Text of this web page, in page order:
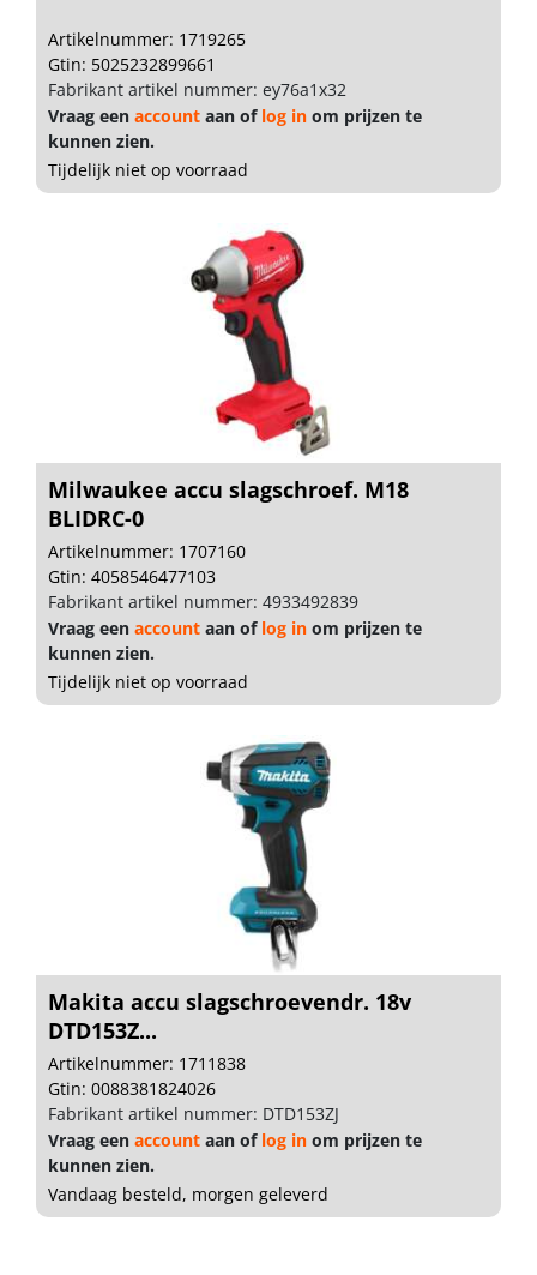
Artikelnummer: 1719265
Gtin: 5025232899661
Fabrikant artikel nummer: ey76a1x32
Vraag een account aan of log in om prijzen te
kunnen zien.
Tijdelijk niet op voorraad
Milwaukee accu slagschroef. M18
BLIDRC-0
Artikelnummer: 1707160
Gtin: 4058546477103
Fabrikant artikel nummer: 4933492839
Vraag een account aan of log in om prijzen te
kunnen zien.
Tijdelijk niet op voorraad
Makita accu slagschroevendr. 18v
DTD153Z...
Artikelnummer: 1711838
Gtin: 0088381824026
Fabrikant artikel nummer: DTD153ZJ
Vraag een account aan of log in om prijzen te
kunnen zien.
Vandaag besteld, morgen geleverd